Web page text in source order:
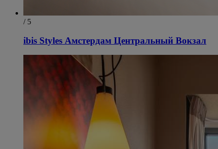
/ 5
ibis Styles Амстердам Центральный Вокзал